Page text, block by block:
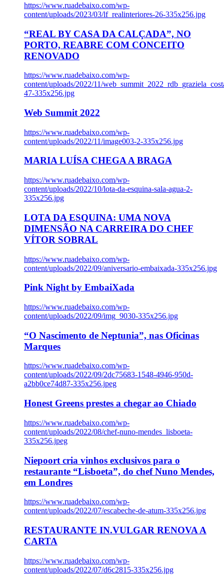
https://www.ruadebaixo.com/wp-
content/uploads/2023/03/lf_realinteriores-26-335x256.jpg
“REAL BY CASA DA CALÇADA”, NO
PORTO, REABRE COM CONCEITO
RENOVADO
https://www.ruadebaixo.com/wp-
content/uploads/2022/11/
47-335x256.jpg
Web Summit 2022
https://www.ruadebaixo.com/wp-
content/uploads/2022/11/image003-2-335x256.jpg
MARIA LUÍSA CHEGA A BRAGA
https://www.ruadebaixo.com/wp-
content/uploads/2022/10/lota-da-esquina-sala-agua-2-
335x256.jpg
LOTA DA ESQUINA: UMA NOVA
DIMENSÃO NA CARREIRA DO CHEF
VÍTOR SOBRAL
https://www.ruadebaixo.com/wp-
content/uploads/2022/09/aniversario-embaixada-335x256.jpg
Pink Night by EmbaiXada
https://www.ruadebaixo.com/wp-
content/uploads/2022/09/img_9030-335x256.jpg
“O Nascimento de Neptunia”, nas Oficinas
Marques
https://www.ruadebaixo.com/wp-
content/uploads/2022/09/2dc75683-1548-4946-950d-
a2bb0ce74d87-335x256.jpeg
Honest Greens prestes a chegar ao Chiado
https://www.ruadebaixo.com/wp-
content/uploads/2022/08/chef-nuno-mendes_lisboeta-
335x256.jpeg
Niepoort cria vinhos exclusivos para o
restaurante “Lisboeta”, do chef Nuno Mendes,
em Londres
https://www.ruadebaixo.com/wp-
content/uploads/2022/07/escabeche-de-atum-335x256.jpg
RESTAURANTE IN.VULGAR RENOVA A
CARTA
https://www.ruadebaixo.com/wp-
content/uploads/2022/07/d6c2815-335x256.jpg